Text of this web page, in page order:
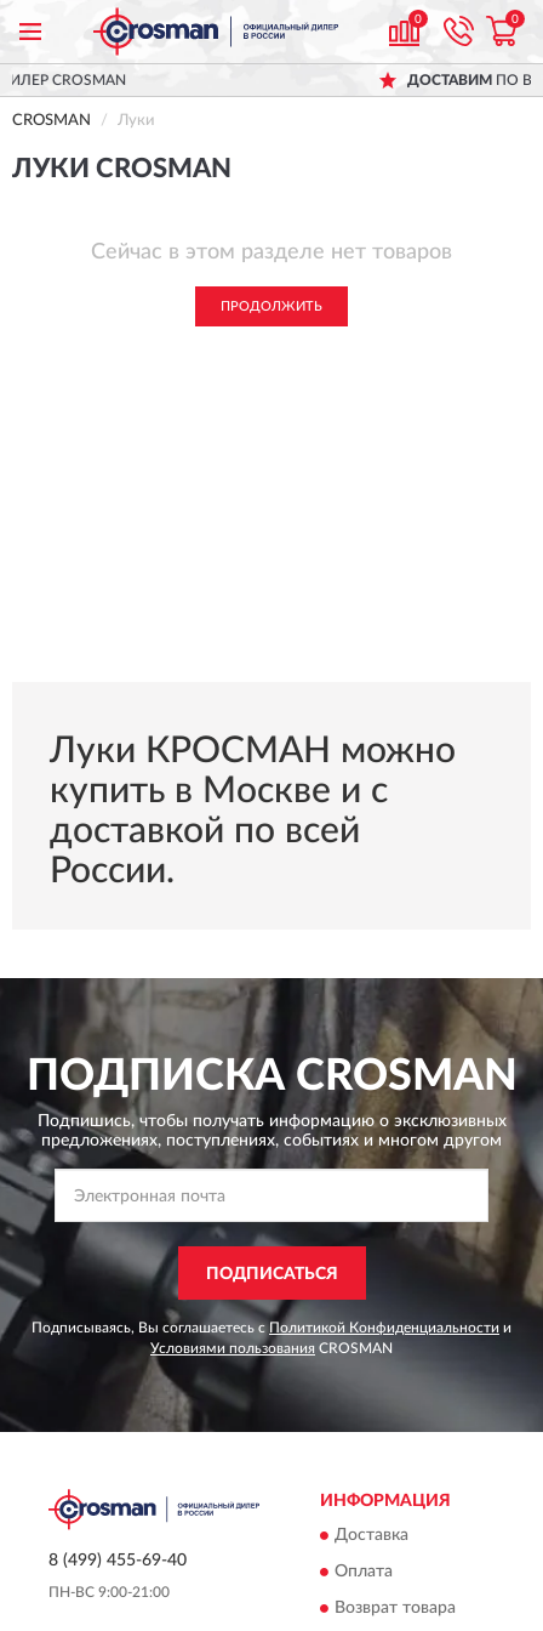
0 0
ДОСТАВИМПО ВСЕЙ
CROSMAN Луки
ЛУКИ CROSMAN
Сейчас в этом разделе нет товаров
ПРОДОЛЖИТЬ
Луки КРОСМАН можно
купить в Москве и с
доставкой по всей
России.
ПОДПИСКАCROSMAN
Подпишись, чтобы получать информацию о эксклюзивных
предложениях, поступлениях, событиях и многом другом
ПОДПИСАТЬСЯ
Подписываясь, Вы соглашаетесь с Политикой Конфиденциальности и
Условиями пользования CROSMAN
8 (499) 455-69-40
ПН-ВС 9:00-21:00
ИНФОРМАЦИЯ
Доставка
Оплата
Возврат товара